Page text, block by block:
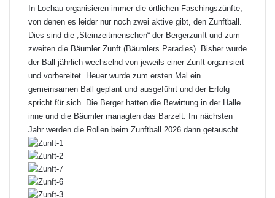
In Lochau organisieren immer die örtlichen Faschingszünfte,
von denen es leider nur noch zwei aktive gibt, den Zunftball.
Dies sind die „Steinzeitmenschen“ der Bergerzunft und zum
zweiten die Bäumler Zunft (Bäumlers Paradies). Bisher wurde
der Ball jährlich wechselnd von jeweils einer Zunft organisiert
und vorbereitet. Heuer wurde zum ersten Mal ein
gemeinsamen Ball geplant und ausgeführt und der Erfolg
spricht für sich. Die Berger hatten die Bewirtung in der Halle
inne und die Bäumler managten das Barzelt. Im nächsten
Jahr werden die Rollen beim Zunftball 2026 dann getauscht.